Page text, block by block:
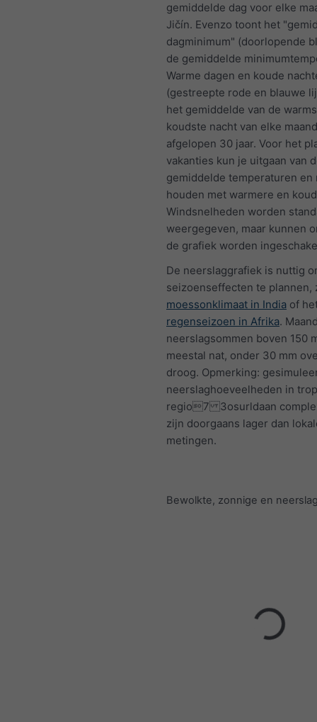
gemiddelde dag voor elke
Jičín. Evenzo toont het
dagminimum" (doorlopende
de gemiddelde
Warme dagen en koude
(gestreepte rode en blauwe
het gemiddelde van de
koudste nacht van elke
afgelopen 30 jaar. Voor het
vakanties kun je uitgaan van
gemiddelde temperaturen en
houden met warmere en
Windsnelheden worden
weergegeven, maar kunnen
de grafiek worden
De neerslaggrafiek is nuttig
seizoenseffecten te plannen,
moessonklimaat in India of
regenseizoen in Afrika.
neerslagsommen boven 150
meestal nat, onder 30 mm
droog. Opmerking:
neerslaghoeveelheden in
regio7 3osurldaan
zijn doorgaans lager dan
metingen.
Bewolkte, zonnige en